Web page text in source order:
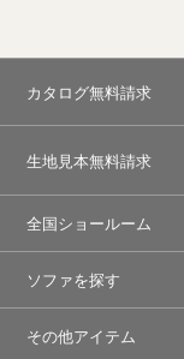
カタログ無料請求
生地見本無料請求
全国ショールーム
ソファを探す
その他アイテム